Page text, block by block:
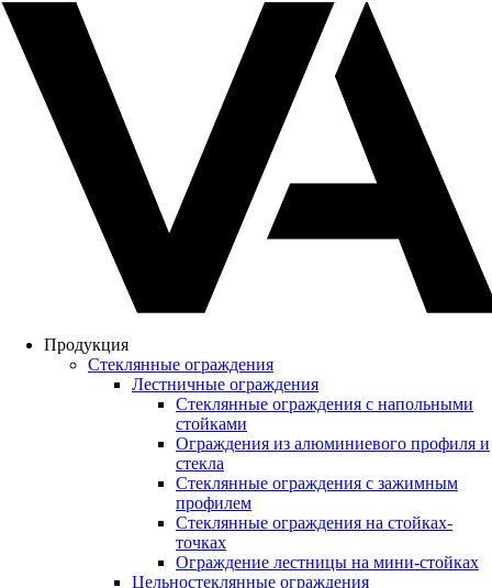
Продукция
Стеклянные ограждения
Лестничные ограждения
Стеклянные ограждения с напольными
стойками
Ограждения из алюминиевого профиля и
стекла
Стеклянные ограждения с зажимным
профилем
Стеклянные ограждения на стойках-
точках
Ограждение лестницы на мини-стойках
Цельностеклянные ограждения